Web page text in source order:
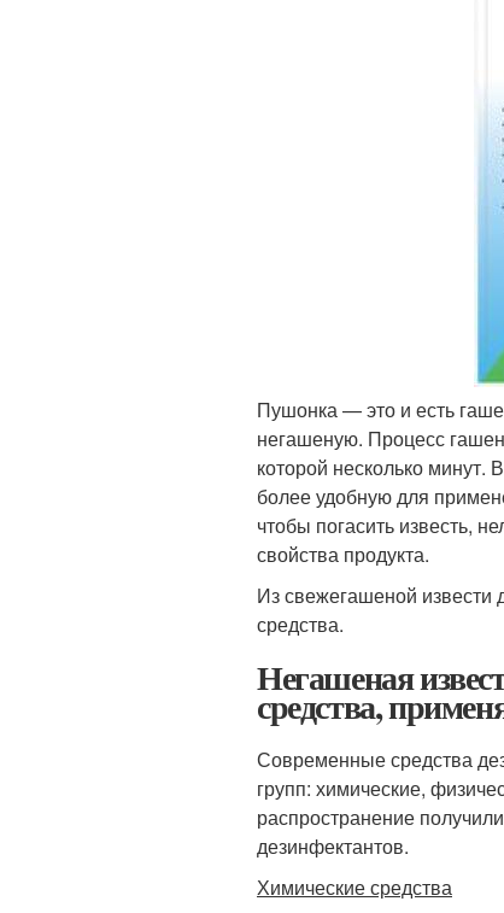
Пушонка — это и есть
негашеную. Процесс
которой несколько
более удобную для
чтобы погасить известь,
свойства продукта.
Из свежегашеной извести
средства.
Негашеная
средства,
Современные средства
групп: химические,
распространение
дезинфектантов.
Химические средства